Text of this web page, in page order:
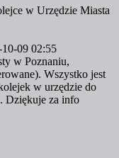
w Urzędzie Miasta
10-09 02:55
w Poznaniu,
Wszystko jest
w urzędzie do
Dziękuje za info